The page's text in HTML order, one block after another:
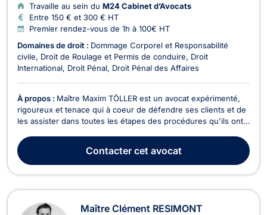
Travaille au sein du M24 Cabinet d’Avocats
Entre 150 € et 300 € HT
Premier rendez-vous de 1h à 100€ HT
Domaines de droit : Dommage Corporel et Responsabilité
civile
Droit de Roulage et Permis de conduire
Droit
International Droit Pénal Droit Pénal des Affaires
À propos : Maître Maxim TÖLLER est un avocat expérimenté,
rigoureux et tenace qui à coeur de défendre ses clients et de
les assister dans toutes les étapes des procédures qu'ils ont à
Contactercet avocat
Maître Clément RESIMONT